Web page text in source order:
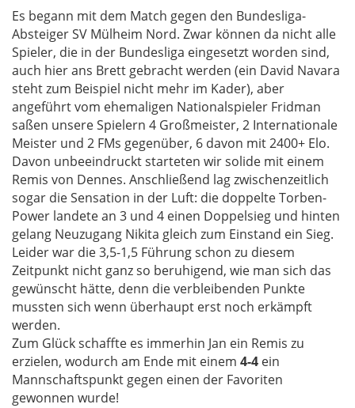
Es begann mit dem Match gegen den Bundesliga-
Absteiger SV Mülheim Nord. Zwar können da nicht alle
Spieler, die in der Bundesliga eingesetzt worden sind,
auch hier ans Brett gebracht werden (ein David Navara
steht zum Beispiel nicht mehr im Kader), aber
angeführt vom ehemaligen Nationalspieler Fridman
saßen unsere Spielern 4 Großmeister, 2 Internationale
Meister und 2 FMs gegenüber, 6 davon mit 2400+ Elo.
Davon unbeeindruckt starteten wir solide mit einem
Remis von Dennes. Anschließend lag zwischenzeitlich
sogar die Sensation in der Luft: die doppelte Torben-
Power landete an 3 und 4 einen Doppelsieg und hinten
gelang Neuzugang Nikita gleich zum Einstand ein Sieg.
Leider war die 3,5-1,5 Führung schon zu diesem
Zeitpunkt nicht ganz so beruhigend, wie man sich das
gewünscht hätte, denn die verbleibenden Punkte
mussten sich wenn überhaupt erst noch erkämpft
werden.
Zum Glück schaffte es immerhin Jan ein Remis zu
erzielen, wodurch am Ende mit einem 4-4 ein
Mannschaftspunkt gegen einen der Favoriten
gewonnen wurde!